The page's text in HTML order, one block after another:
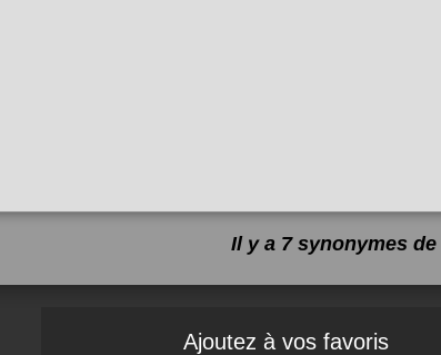
Il y a 7 synonymes de
Ajoutez à vos favoris